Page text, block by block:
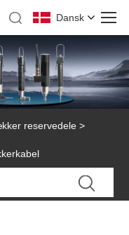
Dansk
reservedele >